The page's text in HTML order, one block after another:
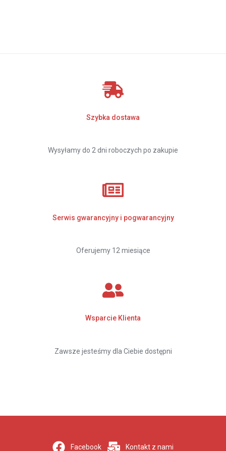
Szybka dostawa
Wysyłamy do 2 dni roboczych po zakupie
Serwis gwarancyjny i pogwarancyjny
Oferujemy 12 miesiące
Wsparcie Klienta
Zawsze jesteśmy dla Ciebie dostępni
Facebook Kontakt z nami